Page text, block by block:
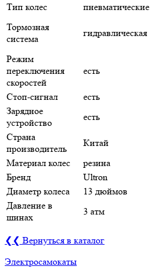
Тип колес
пневматические
Тормозная
система
гидравлическая
Режим
переключения
скоростей
есть
Стоп-сигнал есть
Зарядное
устройство
есть
Страна
производитель
Китай
Материал колес
резина
Бренд
Ultron
Диаметр колеса
13 дюймов
Давление в
шинах
3 атм
❮❮ Вернуться в каталог
Электросамокаты